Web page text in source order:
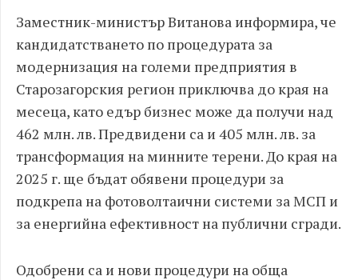
Заместник-министър Витанова информира, че
кандидатстването по процедурата за
модернизация на големи предприятия в
Старозагорския регион приключва до края на
месеца, като едър бизнес може да получи над
462 млн. лв. Предвидени са и 405 млн. лв. за
трансформация на минните терени. До края на
2025 г. ще бъдат обявени процедури за
подкрепа на фотоволтаични системи за МСП и
за енергийна ефективност на публични сгради.
Одобрени са и нови процедури на обща